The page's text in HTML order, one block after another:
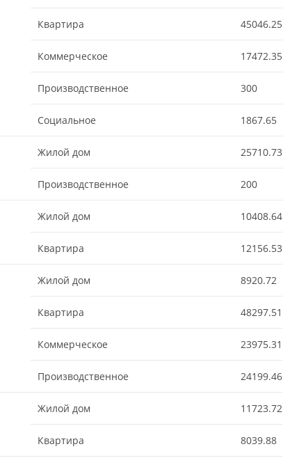
Квартира 45046.25
Коммерческое 17472.35
Производственное 300
Социальное 1867.65
Жилой дом 25710.73
Производственное 200
Жилой дом 10408.64
Квартира 12156.53
Жилой дом 8920.72
Квартира 48297.51
Коммерческое 23975.31
Производственное 24199.46
Жилой дом 11723.72
Квартира 8039.88